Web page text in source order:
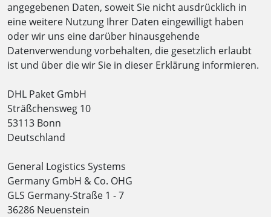
angegebenen Daten, soweit Sie nicht ausdrücklich in
eine weitere Nutzung Ihrer Daten eingewilligt haben
oder wir uns eine darüber hinausgehende
Datenverwendung vorbehalten, die gesetzlich erlaubt
ist und über die wir Sie in dieser Erklärung informieren.
DHL Paket GmbH
Sträßchensweg 10
53113 Bonn
Deutschland
General Logistics Systems
Germany GmbH & Co. OHG
GLS Germany-Straße 1 - 7
36286 Neuenstein